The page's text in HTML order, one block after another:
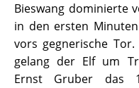
Bieswang dominierte
in den ersten
vors gegnerische
gelang der Elf um
Ernst Gruber das